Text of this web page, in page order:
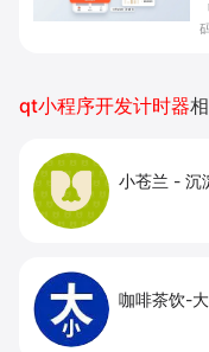
qt小程序开发计时器
小苍兰 - 沉
咖啡茶饮-